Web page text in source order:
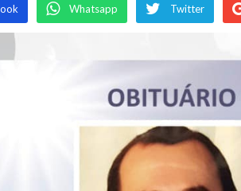
Whatsapp Twitter